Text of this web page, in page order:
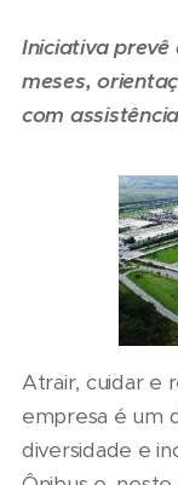
Iniciativa prevê
meses,
com
Atrair, cuidar e
empresa é um
diversidade e